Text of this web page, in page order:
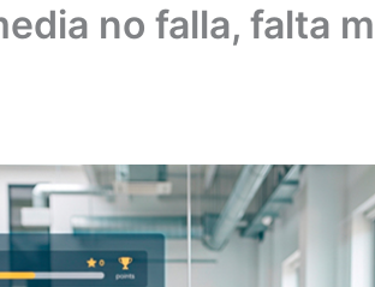
no falla, falta